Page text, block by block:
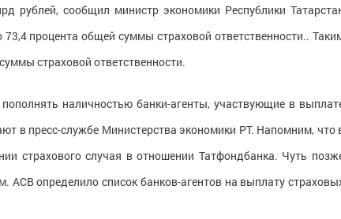
рублей, сообщил министр экономики Республики
процента общей суммы страховой ответственности..
страховой ответственности.
наличностью банки-агенты, участвующие в
в пресс-службе Министерства экономики РТ. Напомним, что
страхового случая в отношении Татфондбанка. Чуть
АСВ определило список банков-агентов на выплату